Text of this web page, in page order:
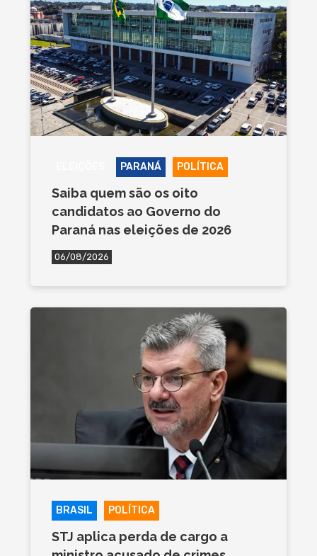
PARANÁ POLÍTICA
Saiba quem são os oito
candidatos ao Governo do
Paraná nas eleições de 2026
06/08/2026
BRASIL POLÍTICA
STJ aplica perda de cargo a